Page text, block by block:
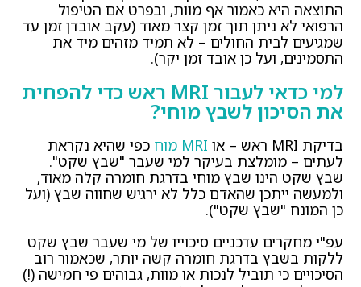
התוצאה היא כאמור אף מוות, ובפרט אם הטיפול
הרפואי לא ניתן תוך זמן קצר מאוד (עקב אובדן זמן עד
שמגיעים לבית החולים – לא תמיד מזהים מיד את
התסמינים, ועל כן אובד זמן יקר).
למי כדאי לעבור MRI ראש כדי להפחית
את הסיכון לשבץ מוחי?
בדיקת MRI ראש – או MRI מוח
כפי שהיא נקראת
לעתים – מומלצת בעיקר למי שעבר "שבץ שקט".
שבץ שקט הינו שבץ מוחי בדרגת חומרה קלה מאוד,
ולמעשה ייתכן שהאדם כלל לא ירגיש שחווה שבץ (ועל
כן המונח "שבץ שקט").
עפ"י מחקרים עדכניים סיכוייו של מי שעבר שבץ שקט
ללקות בשבץ בדרגת חומרה קשה יותר, שכאמור רוב
הסיכויים כי תוביל לנכות או מוות, גבוהים פי חמישה (!)